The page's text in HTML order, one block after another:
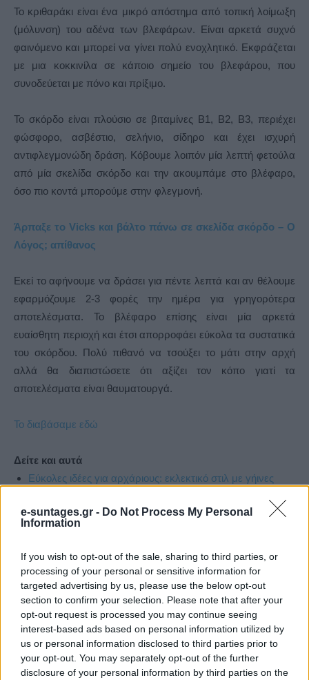
e-suntages.gr - Do Not Process My Personal
Information
If you wish to opt-out of the sale, sharing to third parties, or
processing of your personal or sensitive information for
targeted advertising by us, please use the below opt-out
section to confirm your selection. Please note that after your
opt-out request is processed you may continue seeing
interest-based ads based on personal information utilized by
us or personal information disclosed to third parties prior to
your opt-out. You may separately opt-out of the further
disclosure of your personal information by third parties on the
Το κριθαράκι είναι ένα μικρό απόστημα από τοπική λοίμωξη
(μόλυνση) του αδένα των βλεφάρων. Είναι αρκετά συχνό
φαινόμενο και μπορεί να γίνει πολύ ενοχλητικό. Εκφράζεται
με μια κοκκινίλα σε κάποιο σημείο του βλεφάρου, που
συνοδεύεται με πόνο και πρίξιμο.
Το σκόρδο είναι πλούσιο σε βιταμίνες Β1, Β2, Β3, περιέχει
φώσφορο, ασβέστιο, σελήνιο, σίδηρο και έχει ισχυρή
αντιφλεγμονώδη δράση. Κόβουμε λοιπόν μία λεπτή φετούλα
από μία σκελίδα σκόρδο και την ακουμπάμε στο βλέφαρο,
όσο πιο κοντά μπορούμε στην φλεγμονή.
Άρπαξε το Vicks και βάλτο πάνω σε σκελίδα σκόρδο – Ο
Λόγος; απίθανος
Εκεί το αφήνουμε να δράσει για πέντε λεπτά και αν θέλουμε
εφαρμόζουμε 2-3 φορές την ημέρα για γρηγορότερα
αποτελέσματα. Το βλέφαρο επίσης είναι μία αρκετά
ευαίσθητη περιοχή και έτσι απορροφάει εύκολα τα συστατικά
του σκόρδου. Πολύ πιθανό να τσούξει το μάτι στην αρχή
αλλά θα διαπιστώσετε ότι αξίζει τον κόπο γιατί τα
αποτελέσματα είναι θαυματουργά.
Το διαβάσαμε εδώ
Δείτε και αυτά
Εύκολες ιδέες για αρχάριους: εκλεκτικό στιλ με γήινες